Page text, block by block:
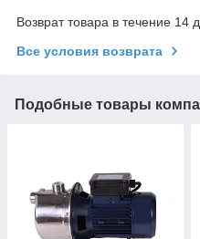
Возврат товара в течение 14
Все условия возврата
Подобные товары